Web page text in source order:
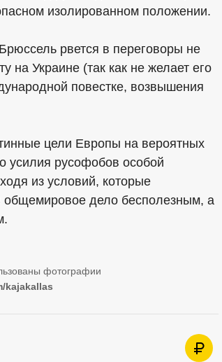
изолированном положении.
рвется в переговоры не
Украине (так как не желает его
повестке, возвышения
цели Европы на вероятных
усилия русофобов особой
из условий, которые
общемировое дело бесполезным, а
kajakallas